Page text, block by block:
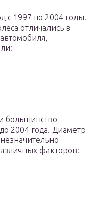
с 1997 по 2004 годы.
отличались в
большинство
2004 года. Диаметр
факторов: